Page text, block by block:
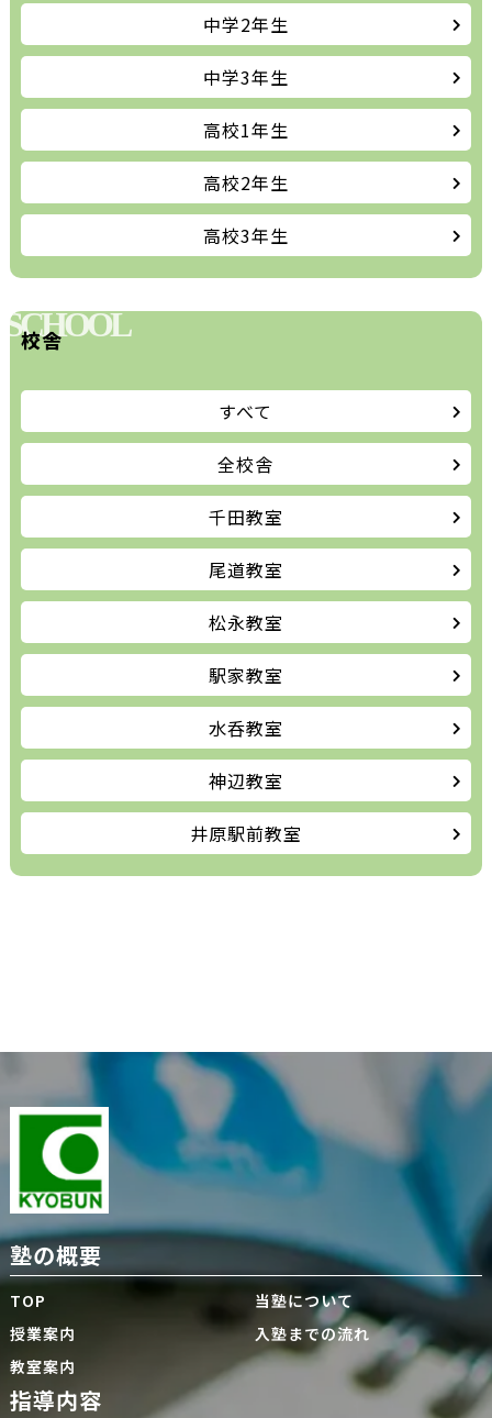
中学2年生
中学3年生
高校1年生
高校2年生
高校3年生
SCHOOL
校舎
すべて
全校舎
千田教室
尾道教室
松永教室
駅家教室
水呑教室
神辺教室
井原駅前教室
塾の概要
TOP
授業案内
教室案内
当塾について
入塾までの流れ
指導内容